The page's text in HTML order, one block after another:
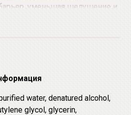
уменьшая шелушение и
кислоты - насыщают
снижает температуру кожи на
акне, а также после
water, denatured alcohol,
glycol, glycerin,